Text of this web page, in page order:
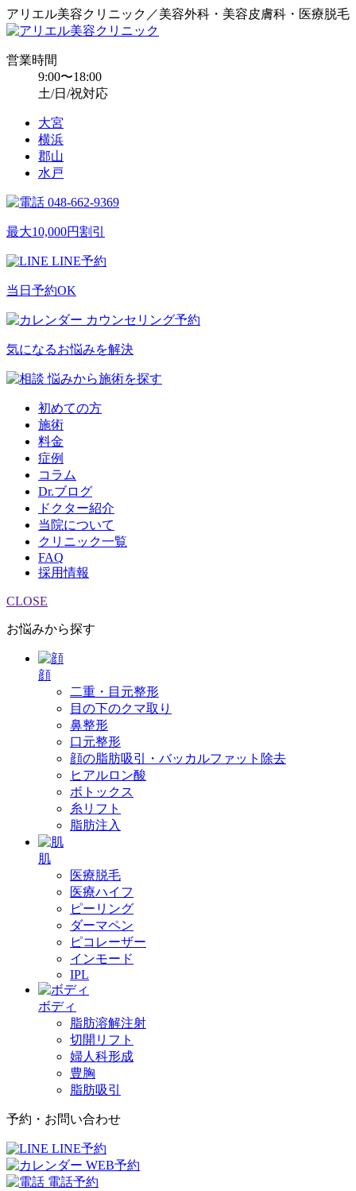
アリエル美容クリニック／美容外科・美容皮膚科・医療脱毛
営業時間
9:00〜18:00
土/日/祝対応
大宮
横浜
郡山
水戸
048-662-9369
最大10,000円割引
LINE予約
当日予約OK
カウンセリング予約
気になるお悩みを解決
悩みから施術を探す
初めての方
施術
料金
症例
コラム
Dr.ブログ
ドクター紹介
当院について
クリニック一覧
FAQ
採用情報
CLOSE
お悩みから探す
顔
二重・目元整形
目の下のクマ取り
鼻整形
口元整形
顔の脂肪吸引・バッカルファット除去
ヒアルロン酸
ボトックス
糸リフト
脂肪注入
肌
医療脱毛
医療ハイフ
ピーリング
ダーマペン
ピコレーザー
インモード
IPL
ボディ
脂肪溶解注射
切開リフト
婦人科形成
豊胸
脂肪吸引
予約・お問い合わせ
LINE予約
WEB予約
電話予約